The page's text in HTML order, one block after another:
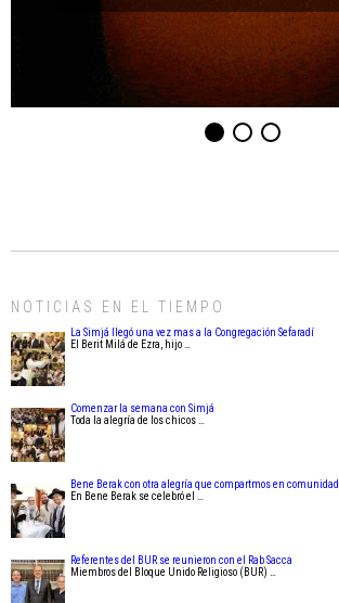
NOTICIAS EN EL TIEMPO
La Simjá llegó una vez mas a la Congregación Sefaradí
El Berit Milá de Ezra, hijo …
Comenzar la semana con Simjá
Toda la alegría de los chicos …
Bene Berak con otra alegría que compartmos en comunidad
En Bene Berak se celebró el …
Referentes del BUR se reunieron con el Rab Sacca
Miembros del Bloque Unido Religioso (BUR) …